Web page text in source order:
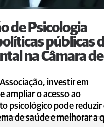
de Psicologia
públicas
na Câmara
investir em
ampliar o acesso ao
psicológico pode reduzir
de saúde e melhorar a